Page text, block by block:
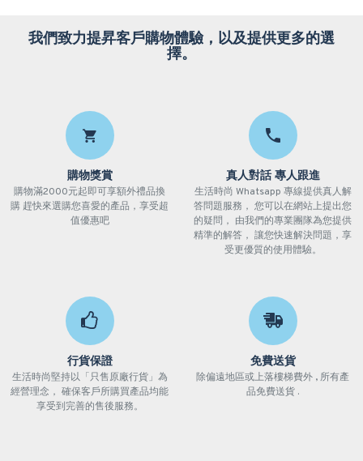
我們致力提昇客戶購物體驗，以及提供更多的選
擇。
購物獎賞
購物滿2000元起即可享額外禮品換
購 趕快來選購您喜愛的產品，享受超
值優惠吧
真人對話 專人跟進
生活時尚 Whatsapp 專線提供真人解
答問題服務， 您可以在網站上提出您
的疑問， 由我們的專業團隊為您提供
精準的解答， 讓您快速解決問題，享
受更優質的使用體驗。
行貨保證
生活時尚堅持以「只售原廠行貨」為
經營理念， 確保客戶所購買產品均能
享受到完善的售後服務。
免費送貨
除偏遠地區或上落樓梯費外 , 所有產
品免費送貨 .